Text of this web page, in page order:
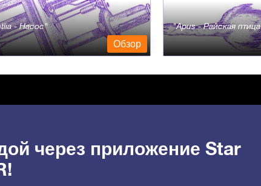
- Насос
Обзор
Apus - Райская птица
через приложение Star